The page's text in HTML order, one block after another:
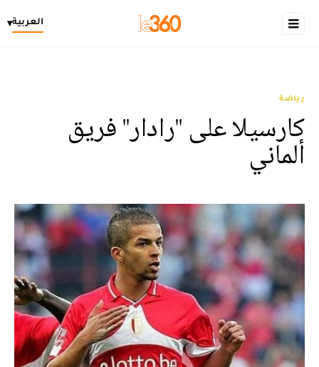
العربية▾
رياضة
كارسيلا على ''رادار'' فريق
ألماني